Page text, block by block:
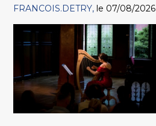
FRANCOIS.DETRY le 07/08/2026